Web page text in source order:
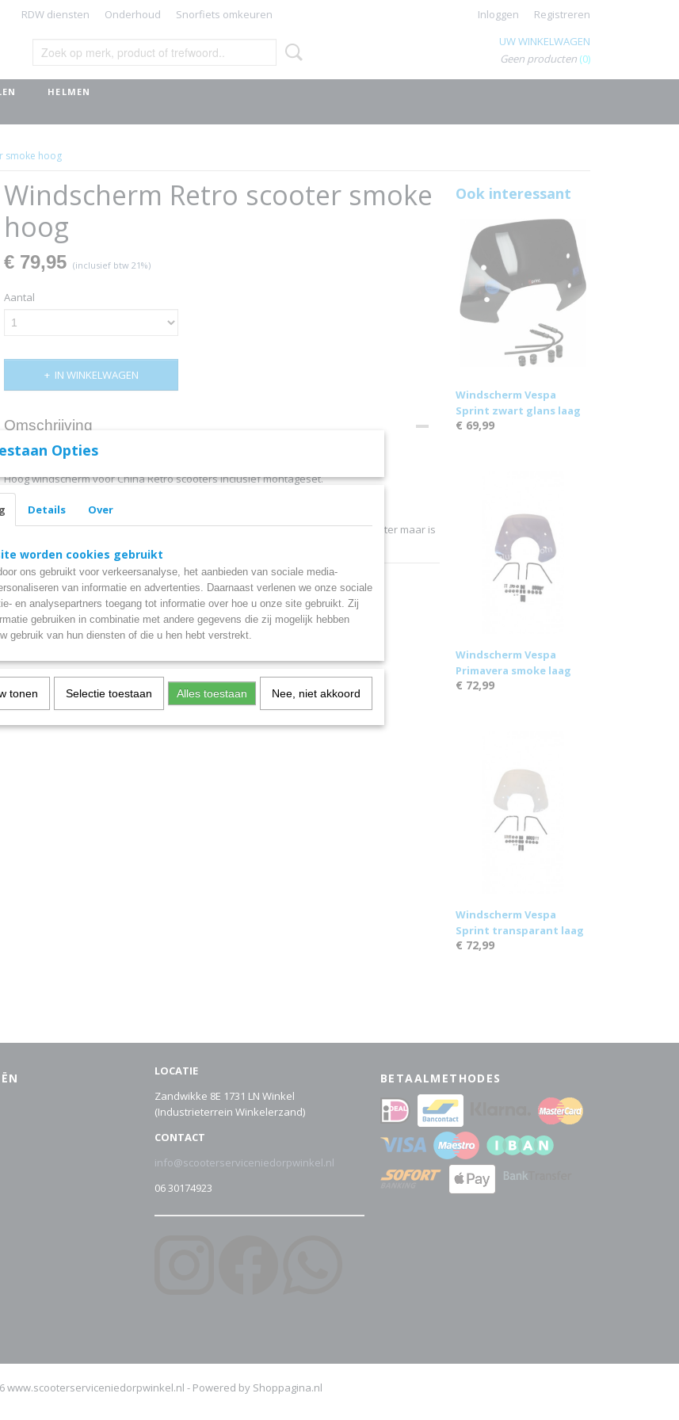
RDW diensten Onderhoud Snorfiets omkeuren Inloggen
Registreren
UW WINKELWAGEN
Geen producten (0)
HELMEN
smoke hoog
Windscherm Retro scooter smoke
hoog
€ 79,95 (inclusief btw 21%)
Aantal
IN WINKELWAGEN
Omschrijving
Windscherm Retro scooter smoke hoog
Hoog windscherm voor China Retro scooters inclusief montageset.
Eenvoudig zelf te monteren.
Dit windscherm beschermd u tegen wind en regen rijdens het rijden op de scooter maar is
Ook interessant
Windscherm Vespa
Sprint zwart glans laag
€ 69,99
Windscherm Vespa
Primavera smoke laag
€ 72,99
Windscherm Vespa
Sprint transparant laag
€ 72,99
LOCATIE
Zandwikke 8E 1731 LN Winkel
(Industrieterrein Winkelerzand)
CONTACT
info@scooterserviceniedorpwinkel.nl
06 30174923
BETAALMETHODES
www.scooterserviceniedorpwinkel.nl - Powered by Shoppagina.nl
Opties
Details Over
worden cookies gebruikt
ons gebruikt voor verkeersanalyse, het aanbieden van sociale media-
van informatie en advertenties. Daarnaast verlenen we onze sociale
en analysepartners toegang tot informatie over hoe u onze site gebruikt. Zij
gebruiken in combinatie met andere gegevens die zij mogelijk hebben
gebruik van hun diensten of die u hen hebt verstrekt.
tonen Selectie toestaan Alles toestaan Nee, niet akkoord